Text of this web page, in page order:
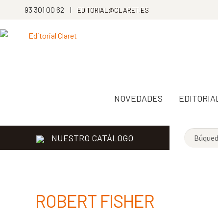
93 301 00 62 | EDITORIAL@CLARET.ES
NOVEDADES EDITORIAL
NUESTRO CATÁLOGO
ROBERT FISHER